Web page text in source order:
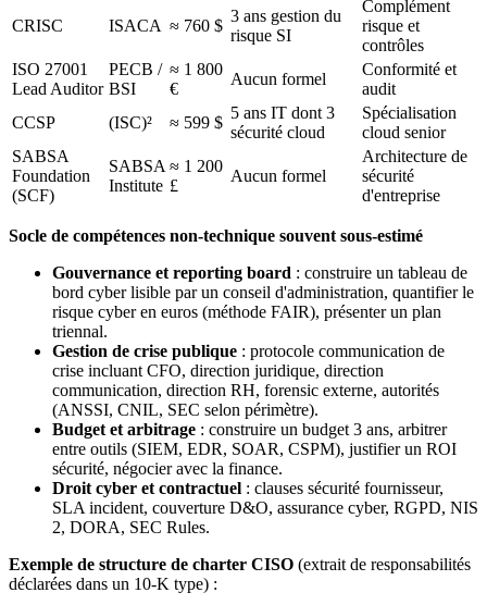
CRISC ISACA ≈ 760 $
3 ans gestion du
risque SI
Complément
risque et
contrôles
ISO 27001
Lead Auditor
PECB /
BSI
≈ 1 800
€
Aucun formel
Conformité et
audit
CCSP
(ISC)² ≈ 599 $
5 ans IT dont 3
sécurité cloud
Spécialisation
cloud senior
SABSA
Foundation
(SCF)
SABSA
Institute
≈ 1 200
£
Aucun formel
Architecture de
sécurité
d'entreprise
Socle de compétences non-technique souvent sous-estimé
Gouvernance et reporting board : construire un tableau de
bord cyber lisible par un conseil d'administration, quantifier le
risque cyber en euros (méthode FAIR), présenter un plan
triennal.
Gestion de crise publique : protocole communication de
crise incluant CFO, direction juridique, direction
communication, direction RH, forensic externe, autorités
(ANSSI, CNIL, SEC selon périmètre).
Budget et arbitrage : construire un budget 3 ans, arbitrer
entre outils (SIEM, EDR, SOAR, CSPM), justifier un ROI
sécurité, négocier avec la finance.
Droit cyber et contractuel : clauses sécurité fournisseur,
SLA incident, couverture D&O, assurance cyber, RGPD, NIS
2, DORA, SEC Rules.
Exemple de structure de charter CISO (extrait de responsabilités
déclarées dans un 10-K type) :